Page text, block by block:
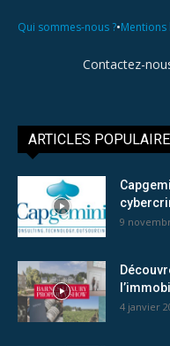
Qui sommes-nous ?•Mentions
Contactez-
ARTICLES
9
4 janvier